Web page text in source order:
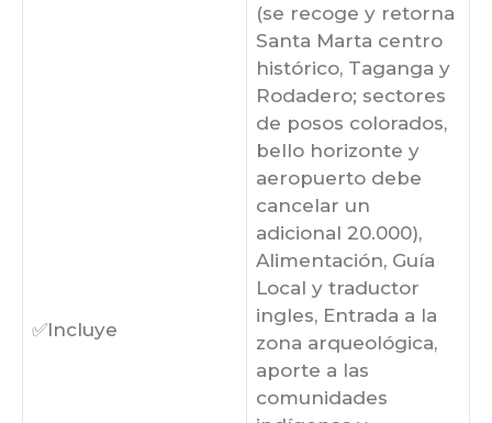
✅Incluye
(se recoge y retorna
Santa Marta centro
histórico, Taganga y
Rodadero; sectores
de posos colorados,
bello horizonte y
aeropuerto debe
cancelar un
adicional 20.000),
Alimentación, Guía
Local y traductor
ingles, Entrada a la
zona arqueológica,
aporte a las
comunidades